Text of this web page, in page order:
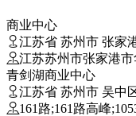
商业中心
江苏省 苏州市 张家
江苏苏州市张家港
青剑湖商业中心
江苏省 苏州市 吴中
161路;161路高峰